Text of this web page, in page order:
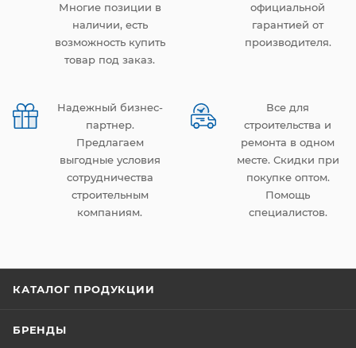
Многие позиции в
наличии, есть
возможность купить
товар под заказ.
официальной
гарантией от
производителя.
Надежный бизнес-
партнер.
Предлагаем
выгодные условия
сотрудничества
строительным
компаниям.
Все для
строительства и
ремонта в одном
месте. Скидки при
покупке оптом.
Помощь
специалистов.
КАТАЛОГ ПРОДУКЦИИ
БРЕНДЫ